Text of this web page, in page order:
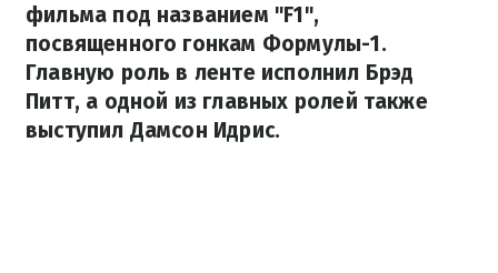
фильма под названием "F1",
посвященного гонкам Формулы-1.
Главную роль в ленте исполнил Брэд
Питт, а одной из главных ролей также
выступил Дамсон Идрис.